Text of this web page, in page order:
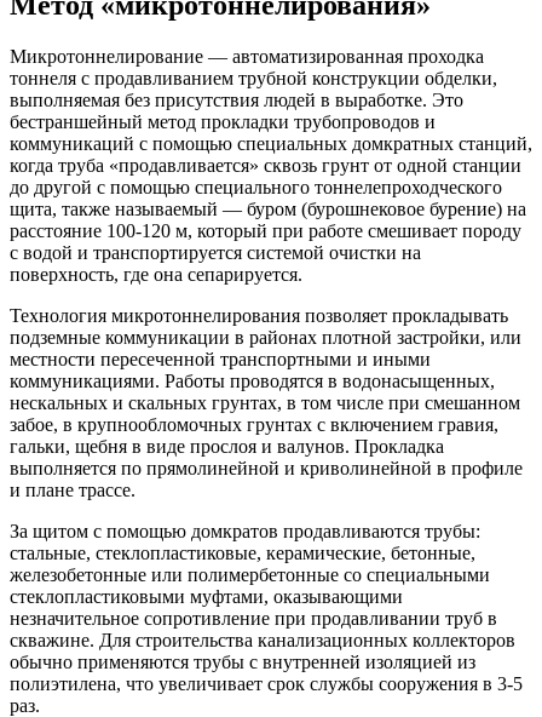
Микротоннелирование — автоматизированная проходка
тоннеля с продавливанием трубной конструкции обделки,
выполняемая без присутствия людей в выработке. Это
бестраншейный метод прокладки трубопроводов и
коммуникаций с помощью специальных домкратных станций,
когда труба «продавливается» сквозь грунт от одной станции
до другой с помощью специального тоннелепроходческого
щита, также называемый — буром (бурошнековое бурение) на
расстояние 100-120 м, который при работе смешивает породу
с водой и транспортируется системой очистки на
поверхность, где она сепарируется.
Технология микротоннелирования позволяет прокладывать
подземные коммуникации в районах плотной застройки, или
местности пересеченной транспортными и иными
коммуникациями. Работы проводятся в водонасыщенных,
нескальных и скальных грунтах, в том числе при смешанном
забое, в крупнообломочных грунтах с включением гравия,
гальки, щебня в виде прослоя и валунов. Прокладка
выполняется по прямолинейной и криволинейной в профиле
и плане трассе.
За щитом с помощью домкратов продавливаются трубы:
стальные, стеклопластиковые, керамические, бетонные,
железобетонные или полимербетонные со специальными
стеклопластиковыми муфтами, оказывающими
незначительное сопротивление при продавливании труб в
скважине. Для строительства канализационных коллекторов
обычно применяются трубы с внутренней изоляцией из
полиэтилена, что увеличивает срок службы сооружения в 3-5
раз.